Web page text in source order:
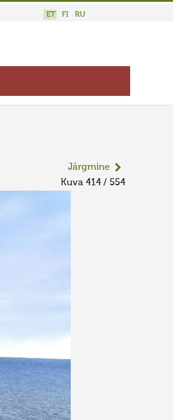
ET FI RU
Järgmine
Kuva 414 / 554